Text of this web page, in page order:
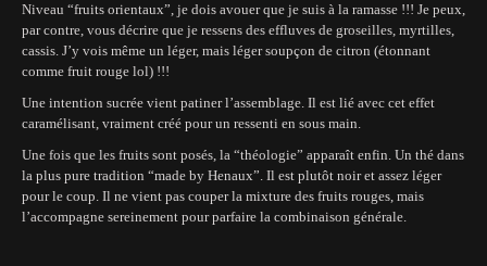
Niveau “fruits orientaux”, je dois avouer que je suis à la ramasse !!! Je peux,
par contre, vous décrire que je ressens des effluves de groseilles, myrtilles,
cassis. J’y vois même un léger, mais léger soupçon de citron (étonnant
comme fruit rouge lol) !!!
Une intention sucrée vient patiner l’assemblage. Il est lié avec cet effet
caramélisant, vraiment créé pour un ressenti en sous main.
Une fois que les fruits sont posés, la “théologie” apparaît enfin. Un thé dans
la plus pure tradition “made by Henaux”. Il est plutôt noir et assez léger
pour le coup. Il ne vient pas couper la mixture des fruits rouges, mais
l’accompagne sereinement pour parfaire la combinaison générale.